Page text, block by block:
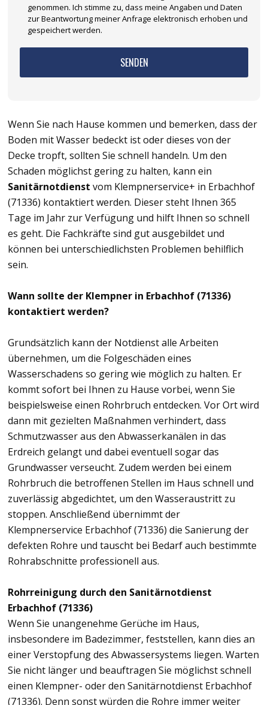
genommen. Ich stimme zu, dass meine Angaben und Daten
zur Beantwortung meiner Anfrage elektronisch erhoben und
gespeichert werden.
Wenn Sie nach Hause kommen und bemerken, dass der
Boden mit Wasser bedeckt ist oder dieses von der
Decke tropft, sollten Sie schnell handeln. Um den
Schaden möglichst gering zu halten, kann ein
Sanitärnotdienst vom Klempnerservice+ in Erbachhof
(71336) kontaktiert werden. Dieser steht Ihnen 365
Tage im Jahr zur Verfügung und hilft Ihnen so schnell
es geht. Die Fachkräfte sind gut ausgebildet und
können bei unterschiedlichsten Problemen behilflich
sein.
Wann sollte der Klempner in Erbachhof (71336)
kontaktiert werden?
Grundsätzlich kann der Notdienst alle Arbeiten
übernehmen, um die Folgeschäden eines
Wasserschadens so gering wie möglich zu halten. Er
kommt sofort bei Ihnen zu Hause vorbei, wenn Sie
beispielsweise einen Rohrbruch entdecken. Vor Ort wird
dann mit gezielten Maßnahmen verhindert, dass
Schmutzwasser aus den Abwasserkanälen in das
Erdreich gelangt und dabei eventuell sogar das
Grundwasser verseucht. Zudem werden bei einem
Rohrbruch die betroffenen Stellen im Haus schnell und
zuverlässig abgedichtet, um den Wasseraustritt zu
stoppen. Anschließend übernimmt der
Klempnerservice Erbachhof (71336) die Sanierung der
defekten Rohre und tauscht bei Bedarf auch bestimmte
Rohrabschnitte professionell aus.
Rohrreinigung durch den Sanitärnotdienst
Erbachhof (71336)
Wenn Sie unangenehme Gerüche im Haus,
insbesondere im Badezimmer, feststellen, kann dies an
einer Verstopfung des Abwassersystems liegen. Warten
Sie nicht länger und beauftragen Sie möglichst schnell
einen Klempner- oder den Sanitärnotdienst Erbachhof
(71336). Denn sonst würden die Rohre immer weiter